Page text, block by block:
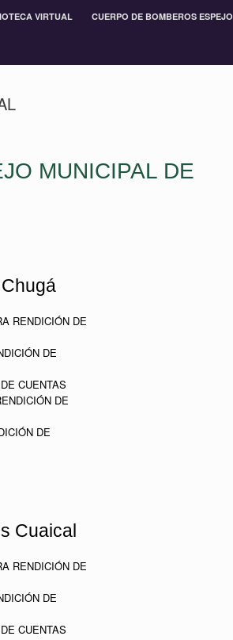
VIRTUAL CUERPO DE BOMBEROS ESPEJO
MUNICIPAL DE
RENDICIÓN DE
DE
CUENTAS
DE
DE
Cuaical
RENDICIÓN DE
DE
CUENTAS